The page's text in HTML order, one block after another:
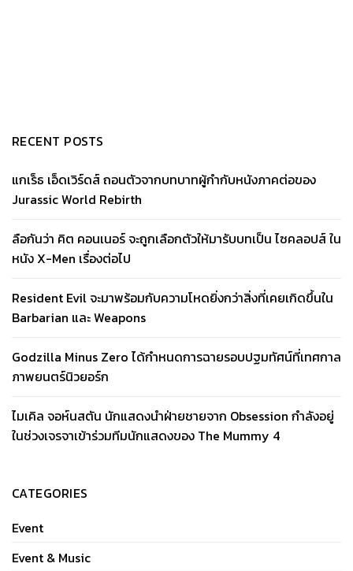
RECENT POSTS
แกเร็ธ เอ็ดเวิร์ดส์ ถอนตัวจากบทบาทผู้กำกับหนังภาคต่อของ
Jurassic World Rebirth
ลือกันว่า คิต คอนเนอร์ จะถูกเลือกตัวให้มารับบทเป็น ไซคลอปส์ ใน
หนัง X-Men เรื่องต่อไป
Resident Evil จะมาพร้อมกับความโหดยิ่งกว่าสิ่งที่เคยเกิดขึ้นใน
Barbarian และ Weapons
Godzilla Minus Zero ได้กำหนดการฉายรอบปฐมทัศน์ที่เทศกาล
ภาพยนตร์นิวยอร์ก
ไมเคิล จอห์นสตัน นักแสดงนำฝ่ายชายจาก Obsession กำลังอยู่
ในช่วงเจรจาเข้าร่วมทีมนักแสดงของ The Mummy 4
CATEGORIES
Event
Event & Music